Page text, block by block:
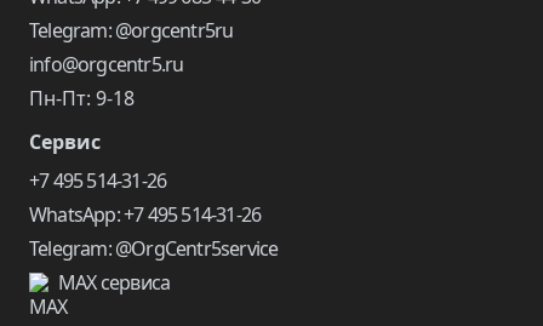
Telegram: @orgcentr5ru
info@orgcentr5.ru
Пн-Пт: 9-18
Сервис
+7 495 514-31-26
WhatsApp: +7 495 514-31-26
Telegram: @OrgCentr5service
MAX сервиса